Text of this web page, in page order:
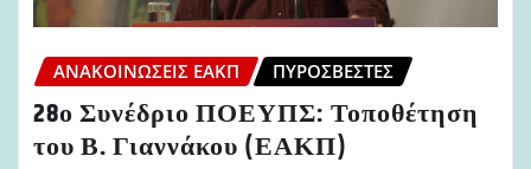
ΑΝΑΚΟΙΝΏΣΕΙΣ ΕΑΚΠ ΠΥΡΟΣΒΈΣΤΕΣ
28ο Συνέδριο ΠΟΕΥΠΣ: Τοποθέτηση
του Β. Γιαννάκου (ΕΑΚΠ)